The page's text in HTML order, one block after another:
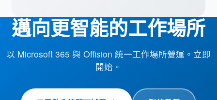
邁向更智能的工作場所
以 Microsoft 365 與 Offision 統一工作場所營運。立即
開始。